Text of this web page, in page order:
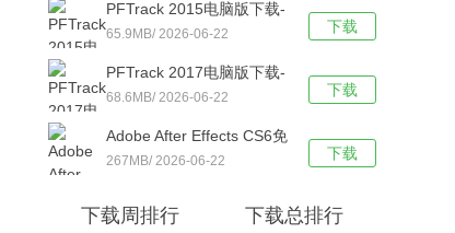
下载
PFTrack 2015电脑版下载-
PFTrack 2015简体中文版
65.9MB/ 2026-06-22
下载
PFTrack 2017电脑版下载-
PFTrack 2017简体中文版
68.6MB/ 2026-06-22
下载
Adobe After Effects CS6免
费版下载-Adobe After
载安装
267MB/ 2026-06-22
下载周排行 下载总排行